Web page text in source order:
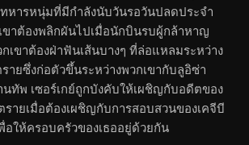
หารหนุ่มที่มีกำลังนับวันรอวันปลดประจำ
ขาต้องพลิกผันไปเมื่อนักบินรบผู้กล้าหาญ
เขาต้องฝ่าฟันเส้นบางๆ ที่ล่อแหลมระหว่าง
ยซึ่งก่อตัวขึ้นระหว่างพวกเขากับลูอิซ่า
ทัพ เซอร์เกย์ถูกบังคับให้เผชิญกับอดีตของ
ายเมื่อต้องเผชิญกับการสอบสวนของเคจีบี
ให้ครอบครัวของเธออยู่ด้วยกัน